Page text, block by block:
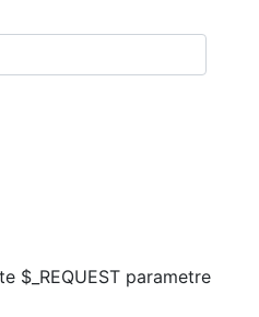
$_REQUEST parametre